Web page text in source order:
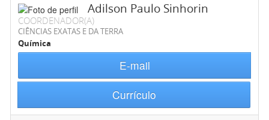
Adilson Paulo Sinhorin
COORDENADOR(A)
CIÊNCIAS EXATAS E DA TERRA
Química
E-mail
Currículo